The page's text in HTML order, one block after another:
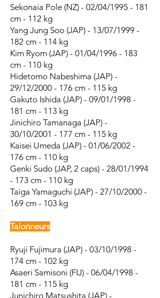
Sekonaia Pole (NZ) - 02/04/1995 - 181
cm - 112 kg
Yang Jung Soo (JAP) - 13/07/1999 -
182 cm - 114 kg
Kim Ryom (JAP) - 01/04/1996 - 183
cm - 110 kg
Hidetomo Nabeshima (JAP) -
29/12/2000 - 176 cm - 115 kg
Gakuto Ishida (JAP) - 09/01/1998 -
181 cm - 113 kg
Jinichiro Tamanaga (JAP) -
30/10/2001 - 177 cm - 115 kg
Kaisei Umeda (JAP) - 01/06/2002 -
176 cm - 110 kg
Genki Sudo (JAP, 2 caps) - 28/01/1994
- 173 cm - 110 kg
Taiga Yamaguchi (JAP) - 27/10/2000 -
169 cm - 103 kg
Talonneurs
Ryuji Fujimura (JAP) - 03/10/1998 -
174 cm - 102 kg
Asaeri Samisoni (FIJ) - 06/04/1998 -
181 cm - 115 kg
Junichiro Matsushita (JAP) -